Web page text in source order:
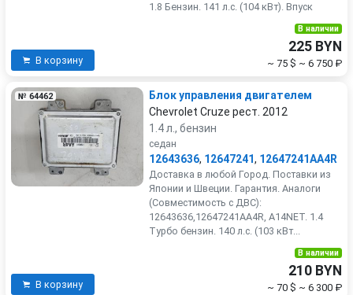
1.8 Бензин. 141 л.с. (104 кВт). Впуск
В корзину
В наличии
225 BYN
~ 75 $ ~ 6 750 ₽
№ 64462
Блок управления двигателем
Chevrolet Cruze рест. 2012
1.4 л., бензин
седан
12643636, 12647241, 12647241AA4R
Доставка в любой Город. Поставки из
Японии и Швеции. Гарантия. Аналоги
(Совместимость с ДВС):
12643636,12647241AA4R, A14NET. 1.4
Турбо бензин. 140 л.с. (103 кВт...
В корзину
В наличии
210 BYN
~ 70 $ ~ 6 300 ₽